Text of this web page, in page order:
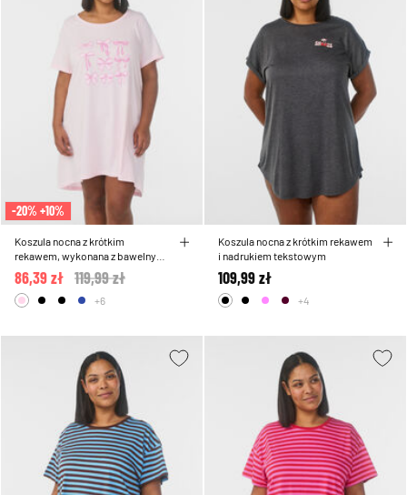
-20% +10%
Koszula nocna z krótkim
rekawem, wykonana z bawelny
organicznej
Price reduced from
119,99 zł
86,39 zł
+6
Koszula nocna z krótkim rekawem
i nadrukiem tekstowym
109,99 zł
+4